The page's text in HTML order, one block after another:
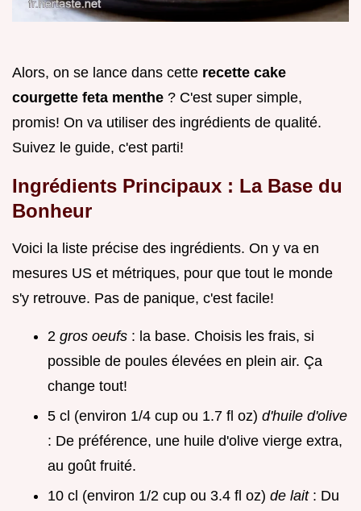
Alors, on se lance dans cette recette cake
courgette feta menthe ? C'est super simple,
promis! On va utiliser des ingrédients de qualité.
Suivez le guide, c'est parti!
Ingrédients Principaux : La Base du
Bonheur
Voici la liste précise des ingrédients. On y va en
mesures US et métriques, pour que tout le monde
s'y retrouve. Pas de panique, c'est facile!
2 gros oeufs : la base. Choisis les frais, si
possible de poules élevées en plein air. Ça
change tout!
5 cl (environ 1/4 cup ou 1.7 fl oz) d'huile d'olive
: De préférence, une huile d'olive vierge extra,
au goût fruité.
10 cl (environ 1/2 cup ou 3.4 fl oz) de lait : Du